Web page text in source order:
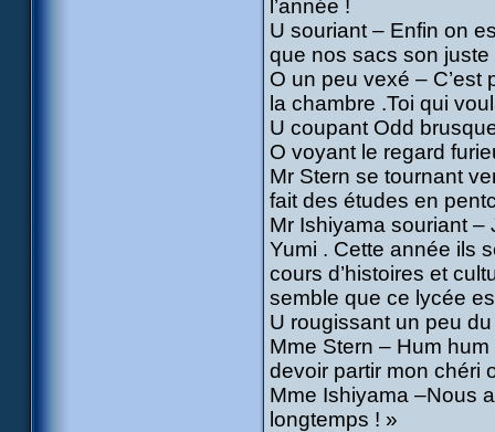
l’année !
U souriant – Enfin on
que nos sacs son
O un peu vexé – C’est
la chambre .Toi qui
U coupant Odd
O voyant le regard
Mr Stern se tournant
fait des études en
Mr Ishiyama souriant
Yumi . Cette année ils
cours d’histoires et
semble que ce lycée
U rougissant un peu
Mme Stern – Hum
devoir partir mon chéri
Mme Ishiyama –Nous
longtemps ! »